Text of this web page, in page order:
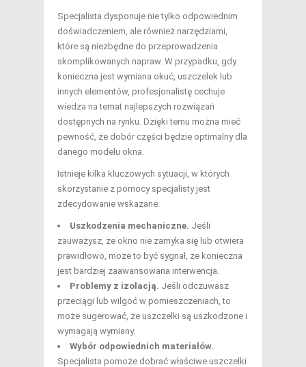
Specjalista dysponuje nie tylko odpowiednim
doświadczeniem, ale również narzędziami,
które są niezbędne do przeprowadzenia
skomplikowanych napraw. W przypadku, gdy
konieczna jest wymiana okuć, uszczelek lub
innych elementów, profesjonalistę cechuje
wiedza na temat najlepszych rozwiązań
dostępnych na rynku. Dzięki temu można mieć
pewność, że dobór części będzie optimalny dla
danego modelu okna.
Istnieje kilka kluczowych sytuacji, w których
skorzystanie z pomocy specjalisty jest
zdecydowanie wskazane:
Uszkodzenia mechaniczne. Jeśli
zauważysz, że okno nie zamyka się lub otwiera
prawidłowo, może to być sygnał, że konieczna
jest bardziej zaawansowana interwencja.
Problemy z izolacją. Jeśli odczuwasz
przeciągi lub wilgoć w pomieszczeniach, to
może sugerować, że uszczelki są uszkodzone i
wymagają wymiany.
Wybór odpowiednich materiałów.
Specjalista pomoże dobrać właściwe uszczelki